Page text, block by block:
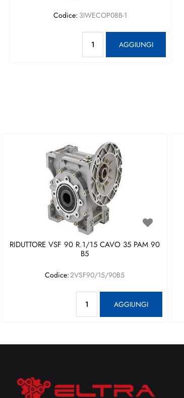
Codice: 3IWECOP08B-1
AGGIUNGI
RIDUTTORE VSF 90 R.1/15 CAVO 35 PAM 90
B5
Codice:2VSF90/15/90B5
AGGIUNGI